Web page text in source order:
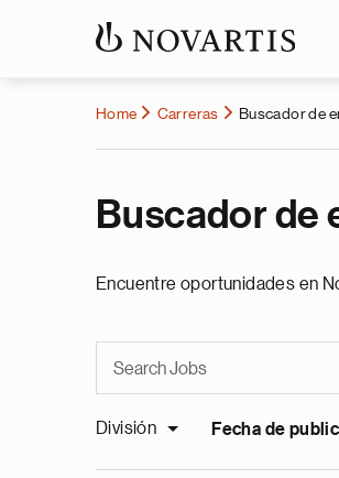
Home Carreras Buscador de
Buscador de
Encuentre oportunidades en
División Fecha de